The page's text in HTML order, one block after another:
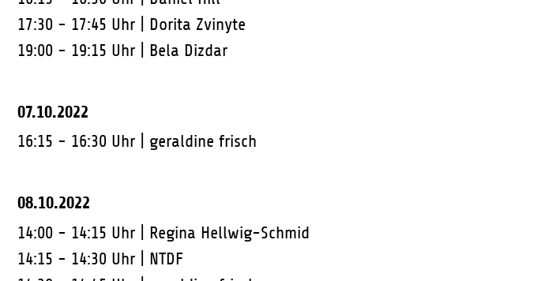
17:30 - 17:45 Uhr | Dorita Zvinyte
19:00 - 19:15 Uhr | Bela Dizdar
07.10.2022
16:15 - 16:30 Uhr | geraldine frisch
08.10.2022
14:00 - 14:15 Uhr | Regina Hellwig-Schmid
14:15 - 14:30 Uhr | NTDF